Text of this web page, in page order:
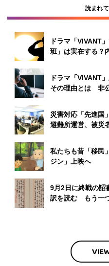
読まれ
ドラマ「VIVANT
班」は実在する？
ドラマ「VIVANT
その理由とは 非
災害対応「先進
避難所運営、被災
私たちも昔「移民
ジン」上映へ
9月2日に終戦の詔
訳を読む もう一